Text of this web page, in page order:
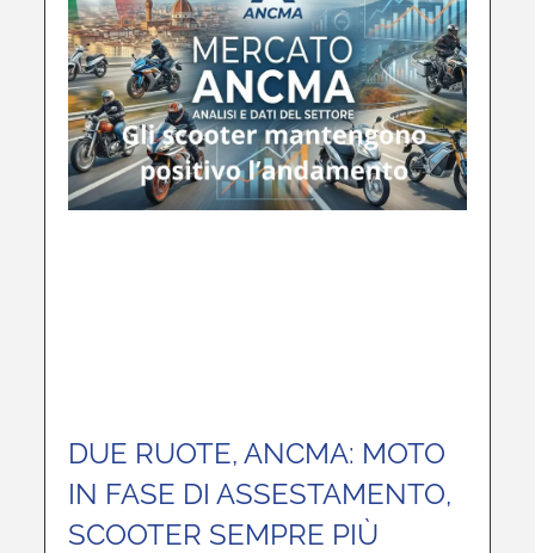
DUE RUOTE, ANCMA: MOTO
IN FASE DI ASSESTAMENTO,
SCOOTER SEMPRE PIÙ